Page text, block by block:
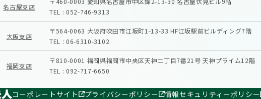
名古屋支店
TEL : 052-746-9313
大阪支店
〒564-0063 大阪府吹田市江坂町1-13-33 HF江坂駅前ビルディング7階
TEL : 06-6310-3102
福岡支店
〒810-0001 福岡県福岡市中央区天神二丁目7番21号 天神プライム12階
TEL : 092-717-6650
コーポレートサイト プライバシーポリシー 情報セキュリティーポリシー